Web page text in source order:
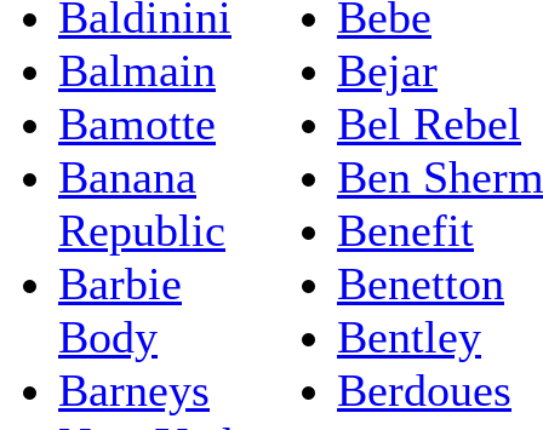
Baldinini
Balmain
Bamotte
Banana
Republic
Barbie
Body
Barneys
Bebe
Bejar
Bel Rebel
Ben
Benefit
Benetton
Bentley
Berdoues